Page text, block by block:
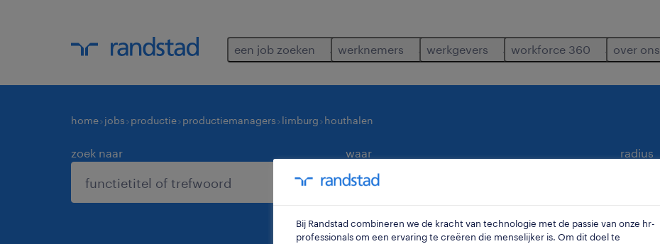
een job zoeken werknemers werkgevers workforce 360 over ons
home jobs productie productiemanagers limburg houthalen
zoek naar waar radius
Bij Randstad combineren we de kracht van technologie met de passie van onze hr-
professionals om een ervaring te creëren die menselijker is. Om dit doel te